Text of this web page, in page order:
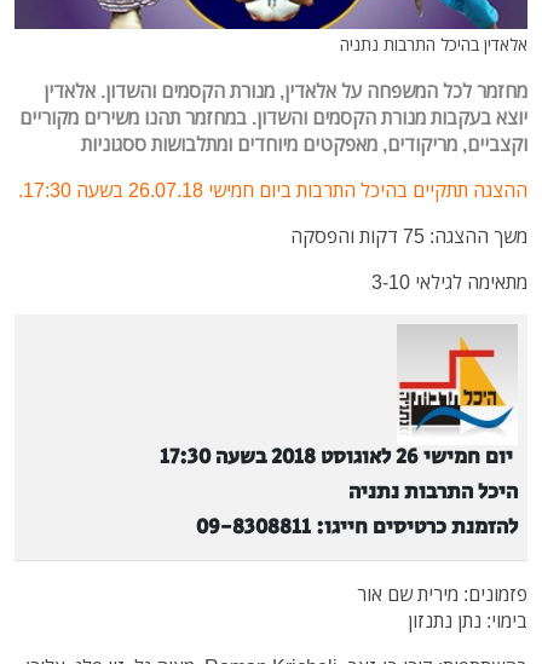
אלאדין בהיכל התרבות נתניה
מחזמר לכל המשפחה על אלאדין, מנורת הקסמים והשדון. אלאדין
יוצא בעקבות מנורת הקסמים והשדון. במחזמר תהנו משירים מקוריים
וקצביים, מריקודים, מאפקטים מיוחדים ומתלבושות ססגוניות
ההצגה תתקיים בהיכל התרבות ביום חמישי 26.07.18 בשעה 17:30.
משך ההצגה: 75 דקות והפסקה
מתאימה לגילאי 3-10
יום חמישי 26 לאוגוסט 2018 בשעה 17:30
היכל התרבות נתניה
להזמנת כרטיסים חייגו: 09-8308811
פזמונים: מירית שם אור
בימוי: נתן נתנזון